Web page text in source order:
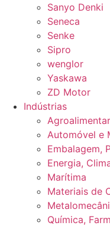
Sanyo Denki
Seneca
Senke
Sipro
wenglor
Yaskawa
ZD Motor
Indústrias
Agroalimentar
Automóvel e
Embalagem,
Energia,
Marítima
Materiais de
Química,